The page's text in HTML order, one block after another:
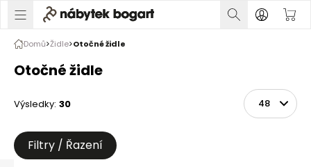
Domů Židle Otočné židle
Otočné židle
Řadit
Výsledky: 30 Na stránce
Filtry / Řazení